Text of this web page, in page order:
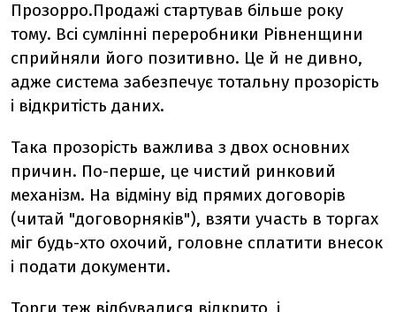
Прозорро.Продажі стартував більше року
тому. Всі сумлінні переробники Рівненщини
сприйняли його позитивно. Це й не дивно,
адже система забезпечує тотальну прозорість
і відкритість даних.
Така прозорість важлива з двох основних
причин. По-перше, це чистий ринковий
механізм. На відміну від прямих договорів
(читай "договорняків"), взяти участь в торгах
міг будь-хто охочий, головне сплатити внесок
і подати документи.